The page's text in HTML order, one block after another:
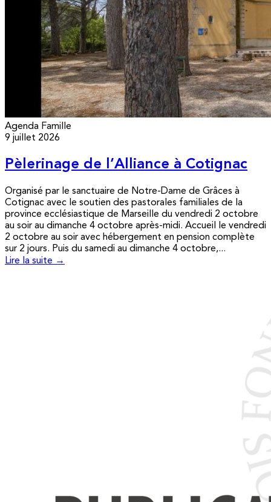
Agenda Famille
9 juillet 2026
Pèlerinage de l’Alliance à Cotignac
Organisé par le sanctuaire de Notre-Dame de Grâces à
Cotignac avec le soutien des pastorales familiales de la
province ecclésiastique de Marseille du vendredi 2 octobre
au soir au dimanche 4 octobre après-midi. Accueil le vendredi
2 octobre au soir avec hébergement en pension complète
sur 2 jours. Puis du samedi au dimanche 4 octobre,...
Lire la suite →